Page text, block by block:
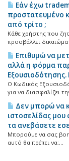
Εάν έχω
προστατευμένο
από τρίτο ;
Κάθε χρήστης που
προσβάλλει
Επιθυμώ να
αλλά η φόρμα
Ο Κωδικός
για να διασφαλίζει
Δεν μπορώ να
ιστοσελίδας μου
τα ανεβάσετε
Μπορούμε να σας
αυτό θα πρέπει να:...